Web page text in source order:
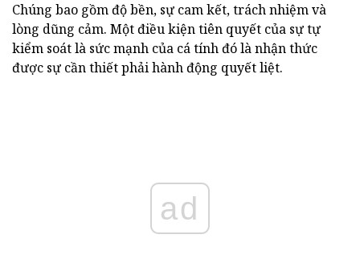
Chúng bao gồm độ bền, sự cam kết, trách nhiệm và
lòng dũng cảm. Một điều kiện tiên quyết của sự tự
kiểm soát là sức mạnh của cá tính đó là nhận thức
được sự cần thiết phải hành động quyết liệt.
ad